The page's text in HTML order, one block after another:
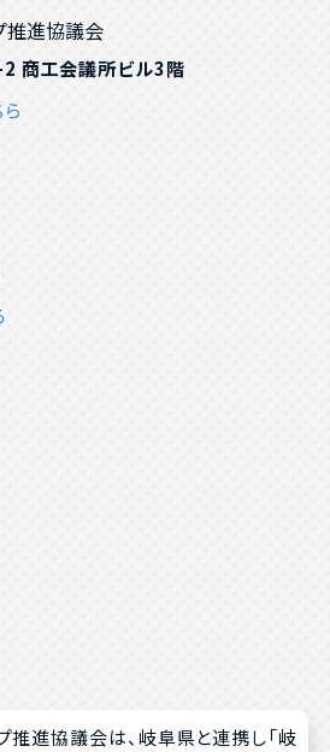
推進協議会
商工会議所ビル3階
推進協議会は、岐阜県と連携し「岐